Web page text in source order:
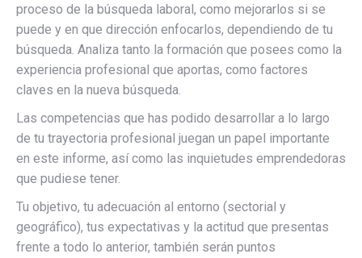
proceso de la búsqueda laboral, como mejorarlos si se
puede y en que dirección enfocarlos, dependiendo de tu
búsqueda. Analiza tanto la formación que posees como la
experiencia profesional que aportas, como factores
claves en la nueva búsqueda.
Las competencias que has podido desarrollar a lo largo
de tu trayectoria profesional juegan un papel importante
en este informe, así como las inquietudes emprendedoras
que pudiese tener.
Tu objetivo, tu adecuación al entorno (sectorial y
geográfico), tus expectativas y la actitud que presentas
frente a todo lo anterior, también serán puntos